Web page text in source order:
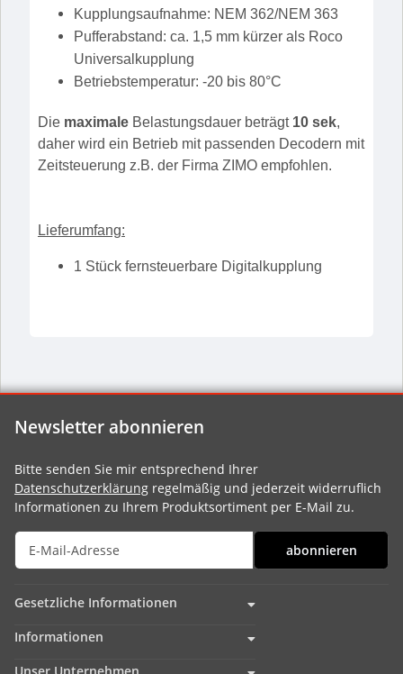
Kupplungsaufnahme: NEM 362/NEM 363
Pufferabstand: ca. 1,5 mm kürzer als Roco
Universalkupplung
Betriebstemperatur: -20 bis 80°C
Die maximaleBelastungsdauer beträgt 10 sek,
daher wird ein Betrieb mit passenden Decodern mit
Zeitsteuerung z.B. der Firma ZIMO empfohlen.
Lieferumfang:
1 Stückfernsteuerbare Digitalkupplung
Newsletter abonnieren
Bitte senden Sie mir entsprechend Ihrer
Datenschutzerklärung regelmäßig und jederzeit widerruflich
Informationen zu Ihrem Produktsortiment per E-Mail zu.
abonnieren
Gesetzliche Informationen
Informationen